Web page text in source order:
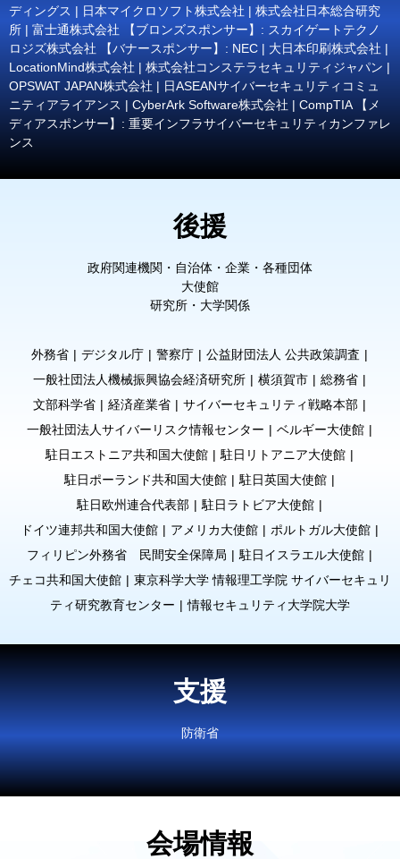
ディングス | 日本マイクロソフト株式会社 | 株式会社日本総合研究
所 | 富士通株式会社 【ブロンズスポンサー】: スカイゲートテクノ
ロジズ株式会社 【バナースポンサー】: NEC | 大日本印刷株式会社 |
LocationMind株式会社 | 株式会社コンステラセキュリティジャパン |
OPSWAT JAPAN株式会社 | 日ASEANサイバーセキュリティコミュ
ニティアライアンス | CyberArk Software株式会社 | CompTIA 【メ
ディアスポンサー】: 重要インフラサイバーセキュリティカンファレ
ンス
後援
政府関連機関・自治体・企業・各種団体
大使館
研究所・大学関係
外務省 デジタル庁 警察庁
公益財団法人 公共政策調査
一般社団法人機械振興協会経済研究所
横須賀市
総務省
文部科学省
経済産業省
サイバーセキュリティ戦略本部
一般社団法人サイバーリスク情報センター
ベルギー大使館
駐日エストニア共和国大使館
駐日リトアニア大使館
駐日ポーランド共和国大使館
駐日英国大使館
駐日欧州連合代表部
駐日ラトビア大使館
ドイツ連邦共和国大使館
アメリカ大使館
ポルトガル大使館
フィリピン外務省 民間安全保障局
駐日イスラエル大使館
チェコ共和国大使館
東京科学大学 情報理工学院 サイバーセキュリ
ティ研究教育センター
情報セキュリティ大学院大学
支援
防衛省
会場情報